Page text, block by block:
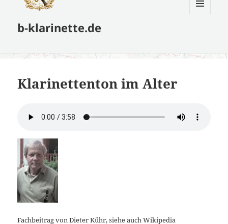
b-klarinette.de
Klarinettenton im Alter
Fachbeitrag von Dieter Kühr,siehe auch Wikipedia